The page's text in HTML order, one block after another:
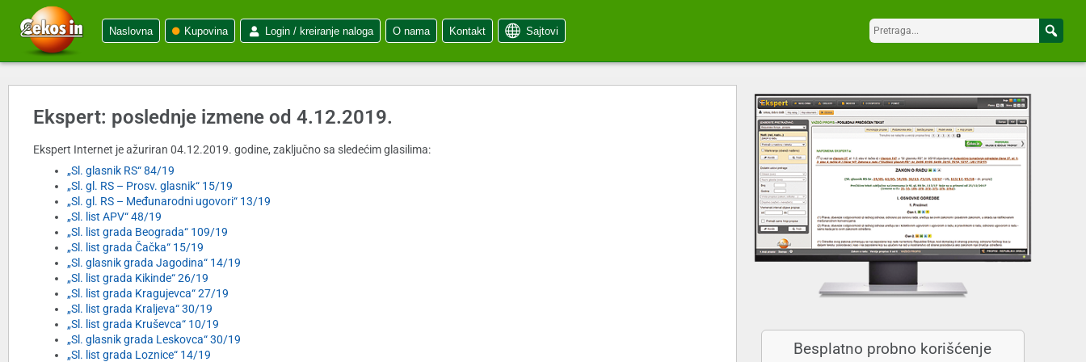
Naslovna Kupovina Login / kreiranje naloga O nama Kontakt Sajtovi
Ekspert: poslednje izmene od 4.12.2019.
Ekspert Internet je ažuriran 04.12.2019. godine, zaključno sa sledećim glasilima:
„Sl. glasnik RS“ 84/19
„Sl. gl. RS – Prosv. glasnik“ 15/19
„Sl. gl. RS – Međunarodni ugovori“ 13/19
„Sl. list APV“ 48/19
„Sl. list grada Beograda“ 109/19
„Sl. list grada Čačka“ 15/19
„Sl. glasnik grada Jagodina“ 14/19
„Sl. list grada Kikinde“ 26/19
„Sl. list grada Kragujevca“ 27/19
„Sl. list grada Kraljeva“ 30/19
„Sl. list grada Kruševca“ 10/19
„Sl. glasnik grada Leskovca“ 30/19
„Sl. list grada Loznice“ 14/19
Besplatno probno korišćenje